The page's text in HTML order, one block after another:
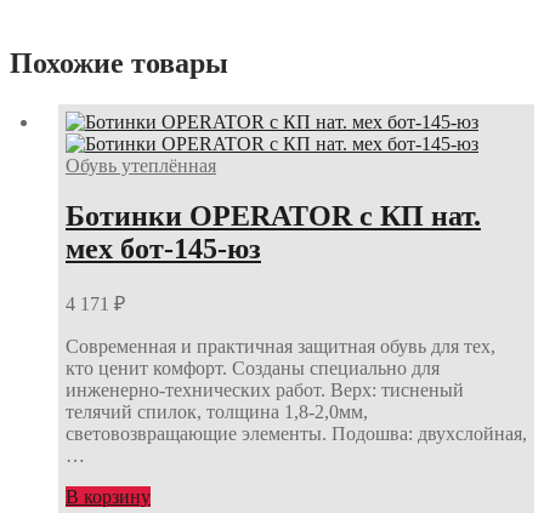
Похожие товары
Обувь утеплённая
Ботинки OPERATOR с КП нат.
мех бот-145-юз
4 171 ₽
Современная и практичная защитная обувь для тех,
кто ценит комфорт. Созданы специально для
инженерно-технических работ. Верх: тисненый
телячий спилок, толщина 1,8-2,0мм,
световозвращающие элементы. Подошва: двухслойная,
…
В корзину